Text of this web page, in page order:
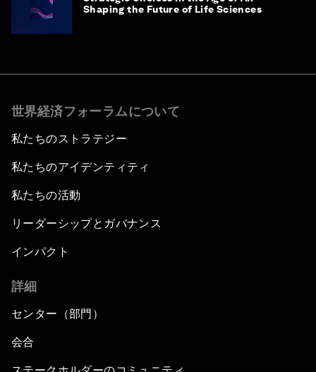
Shaping the Future of Life Sciences
世界経済フォーラムについて
私たちのストラテジー
私たちのアイデンティティ
私たちの活動
リーダーシップとガバナンス
インパクト
詳細
センター（部門）
会合